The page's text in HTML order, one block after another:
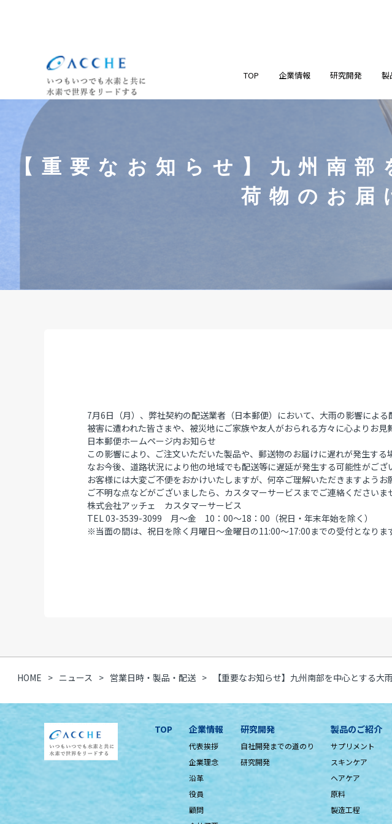
TOP 企業情報 研究開発 製
【重要なお知らせ】九州南
荷物のお
7月6日（月）、弊社契約の配送業者（日本郵便）において、大雨の影響による
被害に遭われた皆さまや、被災地にご家族や友人がおられる方々に心よりお見
日本郵便ホームページ内お知らせ
この影響により、ご注文いただいた製品や、郵送物のお届けに遅れが発生する
なお今後、道路状況により他の地域でも配送等に遅延が発生する可能性がござ
お客様には大変ご不便をおかけいたしますが、何卒ご理解いただきますようお
ご不明な点などがございましたら、カスタマーサービスまでご連絡くださいま
株式会社アッチェ カスタマーサービス
TEL 03-3539-3099 月～金 10：00～18：00（祝日・年末年始を除く）
※当面の間は、祝日を除く月曜日～金曜日の11:00～17:00までの受付となりま
HOME ニュース 営業日時・製品・配送 【重要なお知らせ】九州南部を中心とする
TOP 企業情報
代表挨拶
企業理念
沿革
役員
顧問
研究開発
自社開発までの道のり
研究開発
製品のご紹介
サプリメント
スキンケア
ヘアケア
原料
製造工程